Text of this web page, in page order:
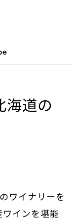
海道の
ワイナリーを
インを堪能